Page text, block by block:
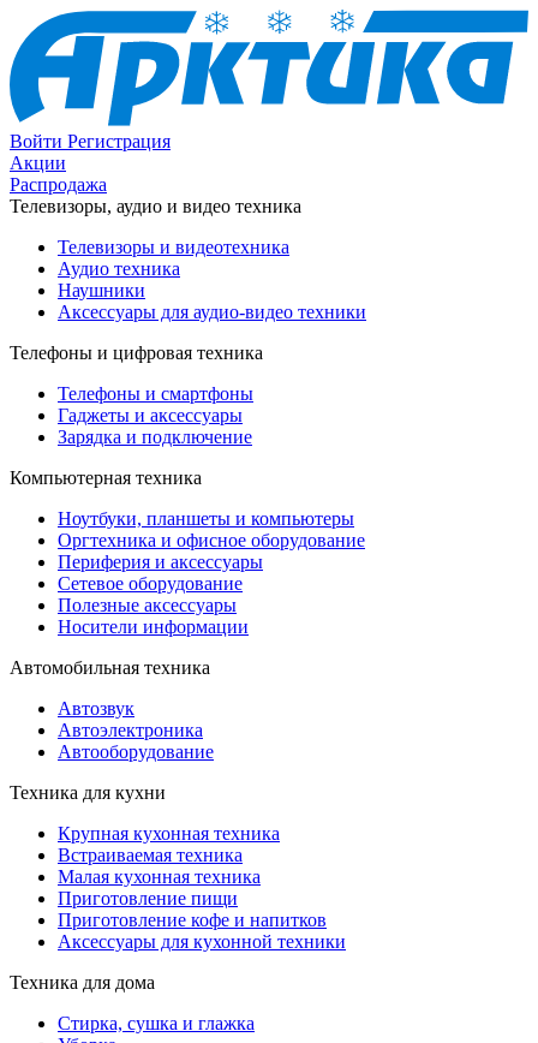
Войти Регистрация
Акции
Распродажа
Телевизоры, аудио и видео техника
Телевизоры и видеотехника
Аудио техника
Наушники
Аксессуары для аудио-видео техники
Телефоны и цифровая техника
Телефоны и смартфоны
Гаджеты и аксессуары
Зарядка и подключение
Компьютерная техника
Ноутбуки, планшеты и компьютеры
Оргтехника и офисное оборудование
Периферия и аксессуары
Cетевое оборудование
Полезные аксессуары
Носители информации
Автомобильная техника
Автозвук
Автоэлектроника
Автооборудование
Техника для кухни
Крупная кухонная техника
Встраиваемая техника
Малая кухонная техника
Приготовление пищи
Приготовление кофе и напитков
Аксессуары для кухонной техники
Техника для дома
Стирка, сушка и глажка